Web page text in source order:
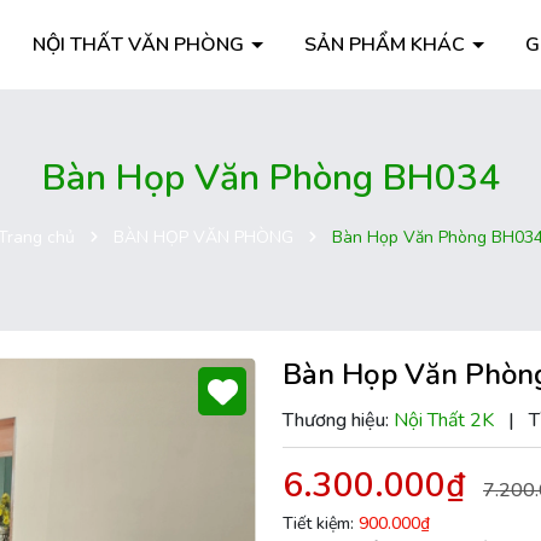
NỘI THẤT VĂN PHÒNG SẢN PHẨM KHÁC
Bàn Họp Văn Phòng BH034
Bàn Họp Văn Phòng
Bàn Họp Văn
Thương hiệu: Nội Thất 2K |
6.300.000₫
Tiết kiệm: 900.000₫